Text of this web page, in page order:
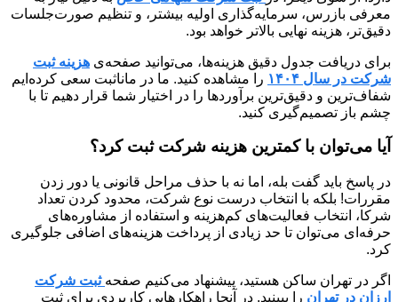
معرفی بازرس، سرمایه‌گذاری اولیه بیشتر، و تنظیم صورت‌جلسات
دقیق‌تر، هزینه نهایی بالاتر خواهد بود.
برای دریافت جدول دقیق هزینه‌ها، می‌توانید صفحه‌ی هزینه ثبت
شرکت در سال ۱۴۰۴
را مشاهده کنید. ما در ماناثبت سعی کرده‌ایم
شفاف‌ترین و دقیق‌ترین برآوردها را در اختیار شما قرار دهیم تا با
چشم باز تصمیم‌گیری کنید.
آیا می‌توان با کمترین هزینه شرکت ثبت کرد؟
در پاسخ باید گفت بله، اما نه با حذف مراحل قانونی یا دور زدن
مقررات! بلکه با انتخاب درست نوع شرکت، محدود کردن تعداد
شرکا، انتخاب فعالیت‌های کم‌هزینه و استفاده از مشاوره‌های
حرفه‌ای می‌توان تا حد زیادی از پرداخت هزینه‌های اضافی جلوگیری
کرد.
اگر در تهران ساکن هستید، پیشنهاد می‌کنیم صفحه ثبت شرکت
ارزان در تهران را ببینید. در آنجا راهکارهایی کاربردی برای ثبت